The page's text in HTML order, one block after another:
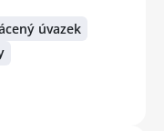
úvazek